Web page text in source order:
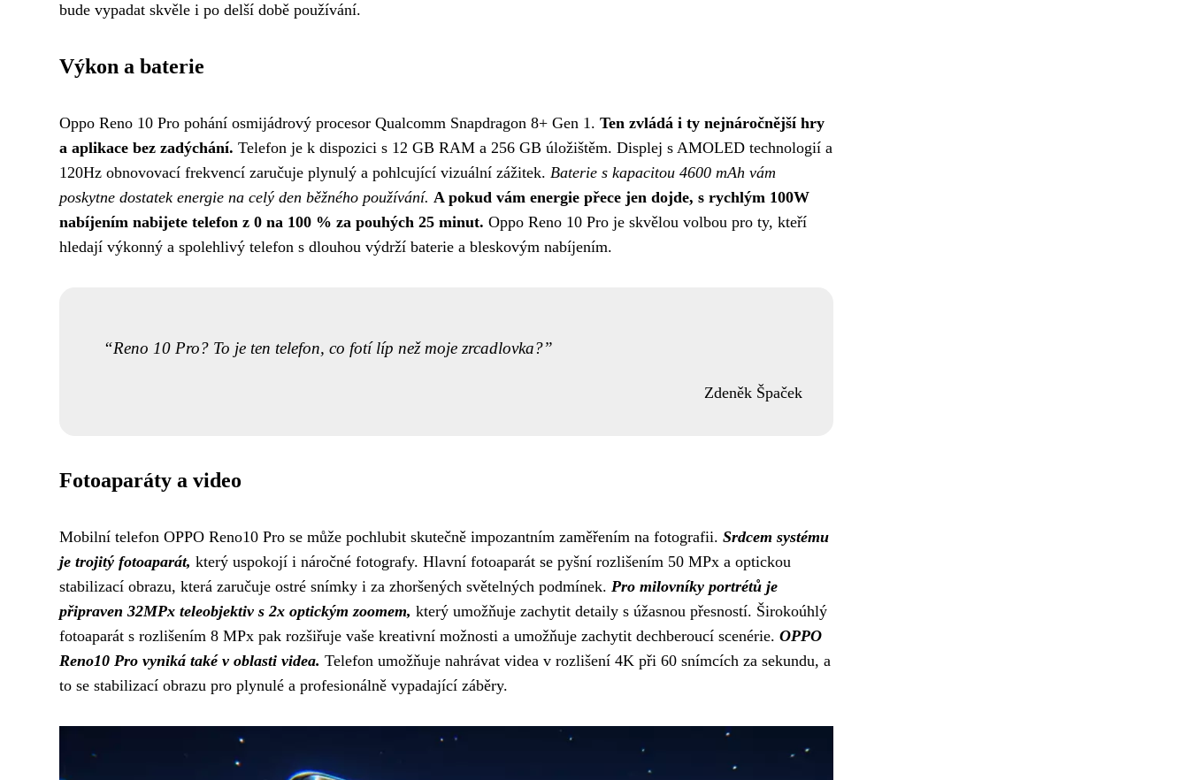
bude vypadat skvěle i po delší době používání.
Výkon a baterie
Oppo Reno 10 Pro pohání osmijádrový procesor Qualcomm Snapdragon 8+ Gen 1. Ten zvládá i ty nejnáročnější hry
a aplikace bez zadýchání. Telefon je k dispozici s 12 GB RAM a 256 GB úložištěm. Displej s AMOLED technologií a
120Hz obnovovací frekvencí zaručuje plynulý a pohlcující vizuální zážitek. Baterie s kapacitou 4600 mAh vám
poskytne dostatek energie na celý den běžného používání. A pokud vám energie přece jen dojde, s rychlým 100W
nabíjením nabijete telefon z 0 na 100 % za pouhých 25 minut. Oppo Reno 10 Pro je skvělou volbou pro ty, kteří
hledají výkonný a spolehlivý telefon s dlouhou výdrží baterie a bleskovým nabíjením.
Reno 10 Pro? To je ten telefon, co fotí líp než moje zrcadlovka?
Zdeněk Špaček
Fotoaparáty a video
Mobilní telefon OPPO Reno10 Pro se může pochlubit skutečně impozantním zaměřením na fotografii. Srdcem systému
je trojitý fotoaparát, který uspokojí i náročné fotografy. Hlavní fotoaparát se pyšní rozlišením 50 MPx a optickou
stabilizací obrazu, která zaručuje ostré snímky i za zhoršených světelných podmínek. Pro milovníky portrétů je
připraven 32MPx teleobjektiv s 2x optickým zoomem, který umožňuje zachytit detaily s úžasnou přesností. Širokoúhlý
fotoaparát s rozlišením 8 MPx pak rozšiřuje vaše kreativní možnosti a umožňuje zachytit dechberoucí scenérie. OPPO
Reno10 Pro vyniká také v oblasti videa. Telefon umožňuje nahrávat videa v rozlišení 4K při 60 snímcích za sekundu, a
to se stabilizací obrazu pro plynulé a profesionálně vypadající záběry.